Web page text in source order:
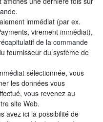
immédiat (par ex.
virement immédiat),
de la commande
fournisseur du système de
sélectionnée, vous
les données vous
vous revenez au
site Web.
avez ici la possibilité de